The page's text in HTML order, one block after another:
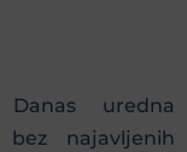
uredna
najavljenih